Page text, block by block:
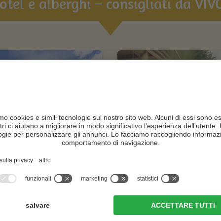
Park | alpine
+
San Candido
al sito web
Naturhotel Leitlhof
CIN +
al sito web